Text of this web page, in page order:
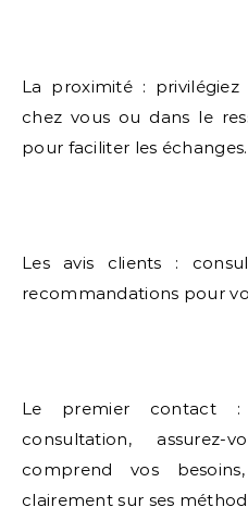
La proximité :
chez vous ou dans le
pour faciliter les échanges.
Les avis clients :
recommandations pour
Le premier contact
consultation,
comprend vos
clairement sur ses